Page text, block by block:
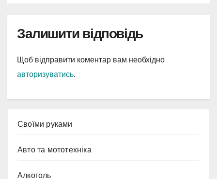
Залишити відповідь
Щоб відправити коментар вам необхідно
авторизуватись.
Cвоїми руками
Авто та мототехніка
Алкоголь